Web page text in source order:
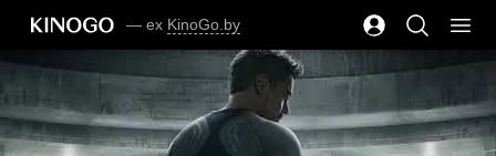
— ex KinoGo.by